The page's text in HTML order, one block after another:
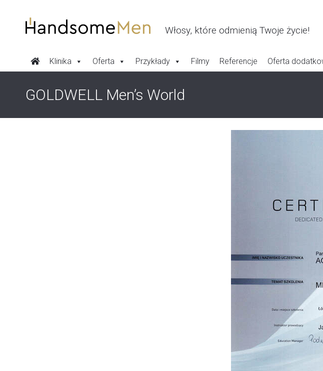
Włosy, które odmienią Twoje życie!
Klinika Oferta Przykłady Filmy Referencje Oferta
GOLDWELL Men’s World